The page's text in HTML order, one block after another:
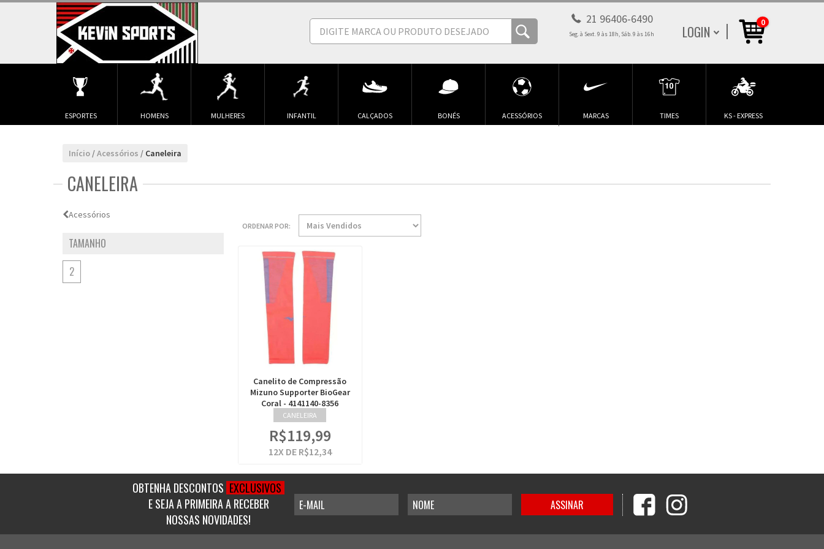
0
LOGIN
21 96406-6490
Seg. à Sext. 9 às 18h, Sáb. 9 às 16h
ESPORTES HOMENS MULHERES INFANTIL CALÇADOS BONÉS ACESSÓRIOS MARCAS TIMES KS - EXPRESS
Início /Acessórios / Caneleira
CANELEIRA
Acessórios
TAMANHO
2
ORDENAR POR:
Canelito de Compressão
Mizuno Supporter BioGear
Coral - 4141140-8356
CANELEIRA
R$119,99
12X DE R$12,34
OBTENHA DESCONTOS EXCLUSIVOS
E SEJA A PRIMEIRA A RECEBER
NOSSAS NOVIDADES!